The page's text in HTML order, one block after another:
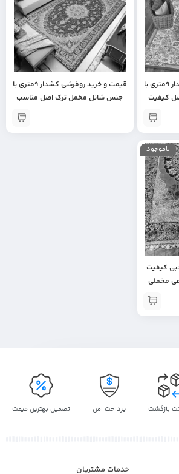
قیمت و خرید روفرشی کشدار 9متری با
کیفیت
اورجینال
قیمت و خرید روفرشی کشدار 9متری با
جنس شانل مخمل ترک اصل مناسب
جهیزیه عروس | محافظت از فرش |
ناموجود
کیفیت
مخملی
امارات |
| پتو فرش
بازگشت پرداخت امن تضمین بهترین قیمت
خدمات مشتریان